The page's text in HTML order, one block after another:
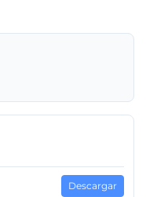
Descargar